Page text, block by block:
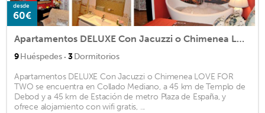
desde
60€
Apartamentos DELUXE Con Jacuzzi o Chimenea LOVE FOR TWO
9Huéspedes · 3Dormitorios
Apartamentos DELUXE Con Jacuzzi o Chimenea LOVE FOR
TWO se encuentra en Collado Mediano, a 45 km de Templo de
Debod y a 45 km de Estación de metro Plaza de España, y
ofrece alojamiento con wifi gratis, ...